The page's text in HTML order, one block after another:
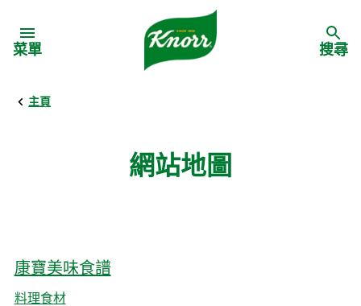
菜單 搜尋
主頁
網站地圖
康寶美味食譜
料理食材